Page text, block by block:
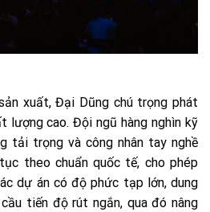
xuất, Đại Dũng chú trọng phát
lượng cao. Đội ngũ hàng nghìn kỹ
tải trọng và công nhân tay nghề
theo chuẩn quốc tế, cho phép
dự án có độ phức tạp lớn, dung
tiến độ rút ngắn, qua đó nâng